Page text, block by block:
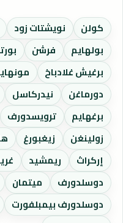
كولن نويشتات زود
بولهايم
فرشن
برغيش غلادباخ
دورماغن
نيدركاسل
برغهايم
ترويسدورف
زولينغن
زيغبورغ
إركراث
ريمشيد
دوسلدورف
ميتمان
دوسلدورف بيمبلفورت